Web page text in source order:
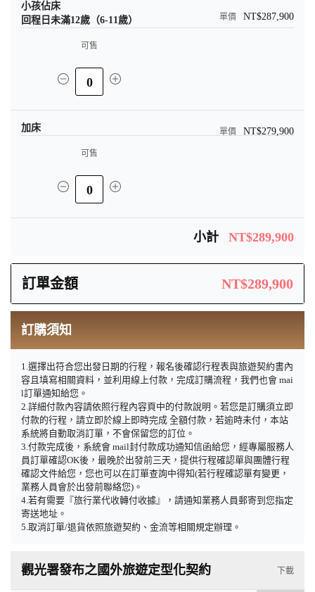
小孩佔床
回程日未滿12歲（6-11歲）
NT$287,900
可售
0
加床 NT$279,900
可售
0
小計 NT$289,900
訂單金額 NT$289,900
訂購須知
1.選擇出符合您出發日期的行程，報名後確認行程表與旅遊契約書內
容且填寫相關資料，並利用線上付款，完成訂購流程，我們也會 mai
l訂單通知給您。
2.詳細付款內容請依照行程內容頁中的付款說明。若您是訂購須立即
付款的行程，請立即於線上即時完成 全額付款，若逾時未付，本站
系統將自動取消訂單，不會保留您的訂位。
3.付款完成後，系統會 mail封付款成功通知信函給您，經專屬服務人
員訂單確認OK後，最晚於出發前三天，提供行程確認單與團體行程
確認文件給您，您也可以在訂單查詢中得知(若行程確認單有變更，
業務人員會於出發前聯絡您)。
4.若有需要『旅行業代收轉付收據』，請通知業務人員郵寄到您指定
寄送地址。
5.取消訂單/退貨依照旅遊契約、金流等相關規定辦理。
觀光署發布之國外旅遊定型化契約 下載